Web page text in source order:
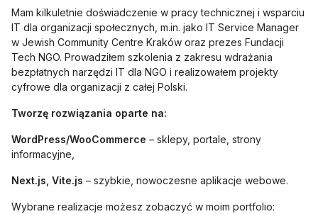
Mam kilkuletnie doświadczenie w pracy technicznej i wsparciu
IT dla organizacji społecznych, m.in. jako IT Service Manager
w Jewish Community Centre Kraków oraz prezes Fundacji
Tech NGO. Prowadziłem szkolenia z zakresu wdrażania
bezpłatnych narzędzi IT dla NGO i realizowałem projekty
cyfrowe dla organizacji z całej Polski.
Tworzę rozwiązania oparte na:
WordPress/WooCommerce – sklepy, portale, strony
informacyjne,
Next.js, Vite.js – szybkie, nowoczesne aplikacje webowe.
Wybrane realizacje możesz zobaczyć w moim portfolio: